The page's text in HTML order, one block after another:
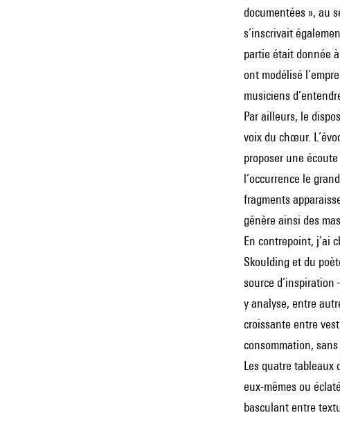
documentées », au
s’inscrivait
partie était donnée
ont modélisé
musiciens
Par ailleurs, le
voix du chœur.
proposer une
l’occurrence le
fragments
génère ainsi des
En contrepoint, j’ai
Skoulding et du
source d’inspiration
y analyse, entre
croissante entre
consommation,
Les quatre tableaux
eux-mêmes ou
basculant entre